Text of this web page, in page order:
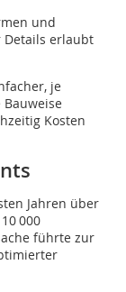
und
Details erlaubt
je
Kosten
Jahren über
000
führte zur